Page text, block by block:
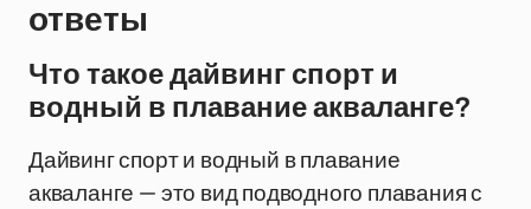
ответы
Что такое дайвинг спорт и
водный в плавание акваланге?
Дайвинг спорт и водный в плавание
акваланге — это вид подводного плавания с